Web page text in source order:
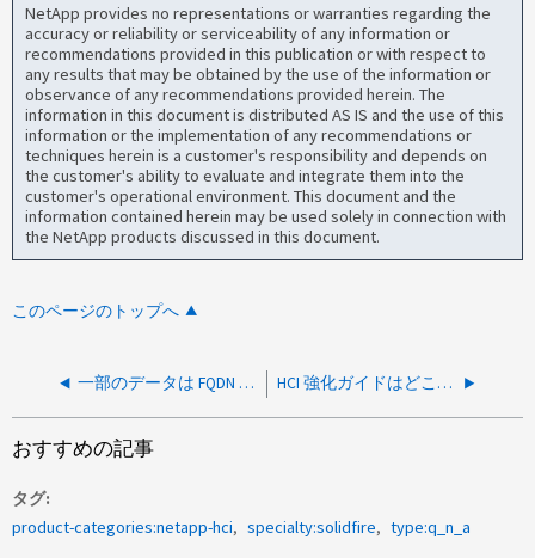
NetApp provides no representations or warranties regarding the
accuracy or reliability or serviceability of any information or
recommendations provided in this publication or with respect to
any results that may be obtained by the use of the information or
observance of any recommendations provided herein. The
information in this document is distributed AS IS and the use of this
information or the implementation of any recommendations or
techniques herein is a customer's responsibility and depends on
the customer's ability to evaluate and integrate them into the
customer's operational environment. This document and the
information contained herein may be used solely in connection with
the NetApp products discussed in this document.
このページのトップへ
一部のデータは FQDN を使用して BMC Web UI にログインします が表示されていません HCI 強化ガイドはどこにありますか。
おすすめの記事
タグ
product-categories:netapp-hci
specialty:solidfire type:q_n_a